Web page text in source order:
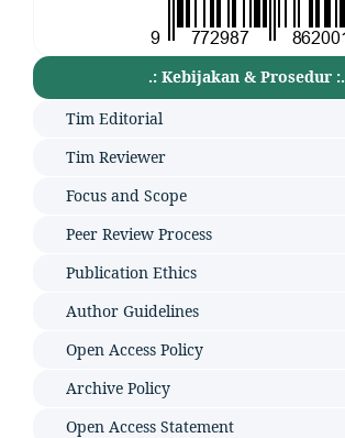
.: Kebijakan & Prosedur :.
Tim Editorial
Tim Reviewer
Focus and Scope
Peer Review Process
Publication Ethics
Author Guidelines
Open Access Policy
Archive Policy
Open Access Statement